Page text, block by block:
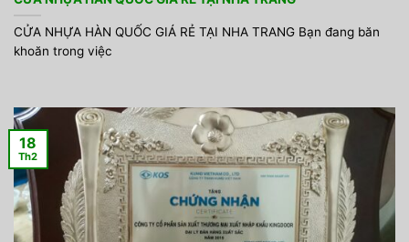
CỬA NHỰA HÀN QUỐC GIÁ RẺ TẠI NHA TRANG Bạn đang băn
khoăn trong việc
18
Th2